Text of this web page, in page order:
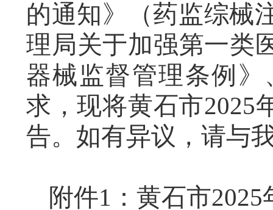
的通知》（药监综械
理局关于加强第一类
器械监督管理条例
求，现将黄石市2025
告。 如有异议，请与
附件1 ： 黄石市2025